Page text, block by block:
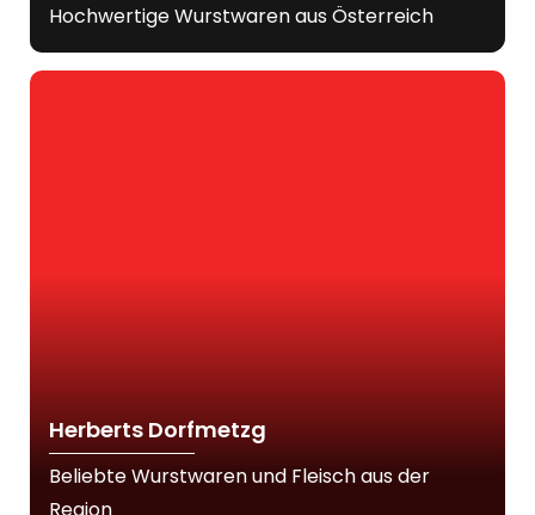
Hochwertige Wurstwaren aus Österreich
Herberts Dorfmetzg
Beliebte Wurstwaren und Fleisch aus der